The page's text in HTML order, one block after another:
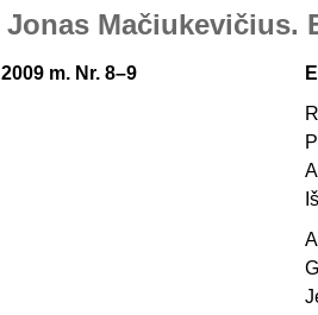
Jonas Mačiukevičius.
2009 m. Nr. 8–9